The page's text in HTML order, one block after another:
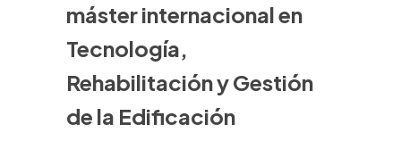
máster internacional en
Tecnología,
Rehabilitación y Gestión
de la Edificación